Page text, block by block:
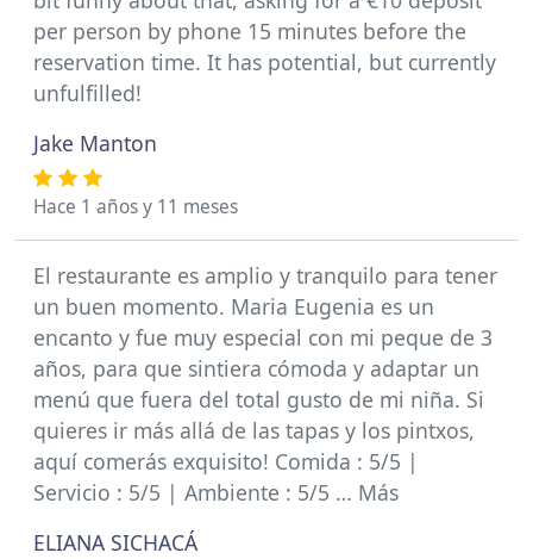
per person by phone 15 minutes before the
reservation time. It has potential, but currently
unfulfilled!
Jake Manton
Hace 1 años y 11 meses
El restaurante es amplio y tranquilo para tener
un buen momento. Maria Eugenia es un
encanto y fue muy especial con mi peque de 3
años, para que sintiera cómoda y adaptar un
menú que fuera del total gusto de mi niña. Si
quieres ir más allá de las tapas y los pintxos,
aquí comerás exquisito! Comida : 5/5 |
Servicio : 5/5 | Ambiente : 5/5 … Más
ELIANA SICHACÁ